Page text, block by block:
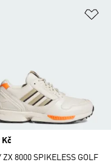
Kč
ZX 8000 SPIKELESS GOLF